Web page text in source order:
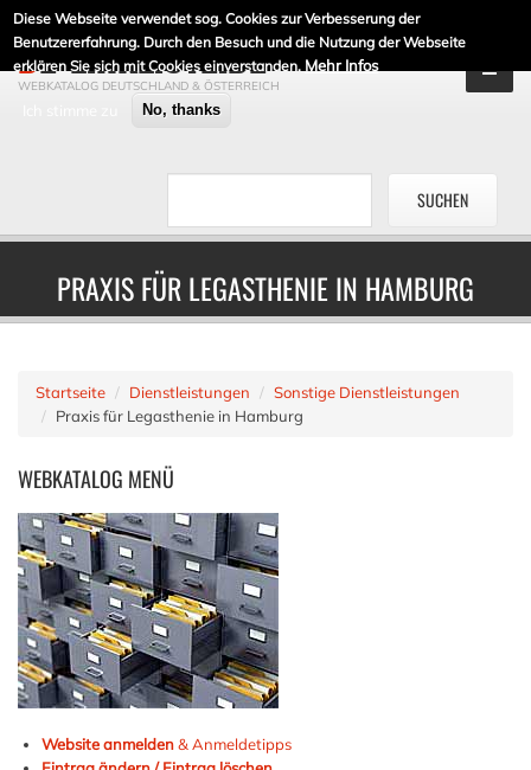
Diese Webseite verwendet sog. Cookies zur Verbesserung der
Benutzererfahrung. Durch den Besuch und die Nutzung der Webseite
erklären Sie sich mit Cookies einverstanden. Mehr Infos
No, thanks
DE-LINKLISTE.DE
WEBKATALOG DEUTSCHLAND & ÖSTERREICH
PRAXIS FÜR LEGASTHENIE IN HAMBURG
Startseite Dienstleistungen
Sonstige Dienstleistungen
Praxis für Legasthenie in Hamburg
WEBKATALOG MENÜ
Website anmelden& Anmeldetipps